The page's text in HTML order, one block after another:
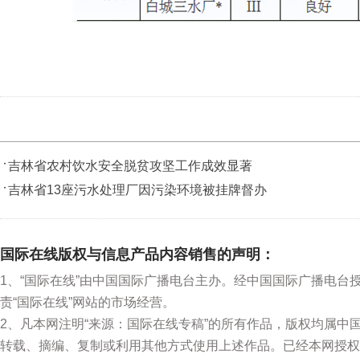
吉林省农村饮水安全脱贫攻坚工作成效显著
吉林省13座污水处理厂因污染环境被挂牌督办
国际在线版权与信息产品内容销售的声明：
1、“国际在线”由中国国际广播电台主办。经中国国际广播电
责“国际在线”网站的市场经营。
2、凡本网注明“来源：国际在线专稿”的所有作品，版权均属
转载、摘编、复制或利用其他方式使用上述作品。已经本网授